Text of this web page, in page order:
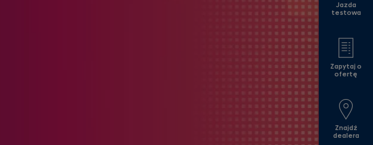
Jazda
testowa
Zapytaj o
ofertę
Znajdź
dealera